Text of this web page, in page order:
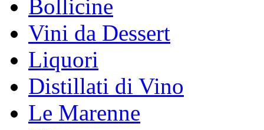
Bollicine
Vini da Dessert
Liquori
Distillati di Vino
Le Marenne